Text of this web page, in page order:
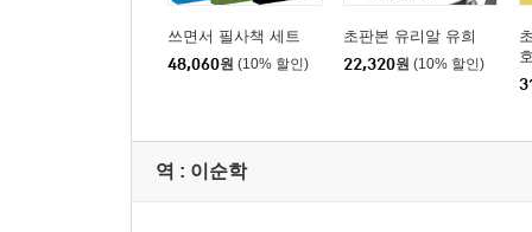
쓰면서 필사책 세트
48,060원 (10% 할인)
초판본 유리알 유희
22,320원 (10% 할인)
역 : 이순학